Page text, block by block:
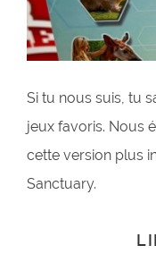
Si tu nous suis, tu
jeux favoris. Nous
cette version plus
Sanctuary.